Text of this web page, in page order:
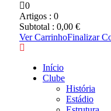
0
Artigos : 0
Subtotal : 0,00 €
Ver CarrinhoFinalizar
Início
Clube
História
Estádio